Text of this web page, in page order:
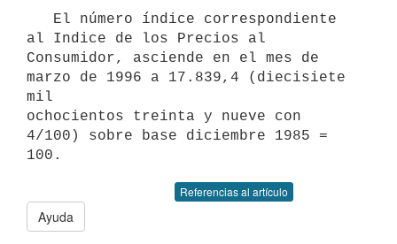
al Indice de los Precios al
Consumidor, asciende en el mes de
marzo de 1996 a 17.839,4 (diecisiete
mil
ochocientos treinta y nueve con
4/100) sobre base diciembre 1985 =
Referencias al artículo
Ayuda